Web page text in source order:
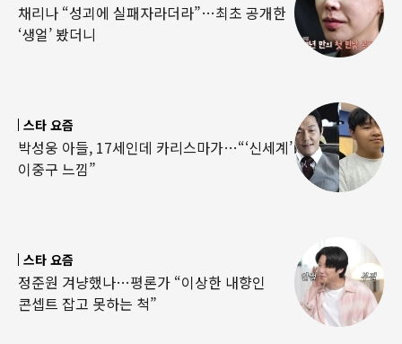
채리나 “성괴에 실패자라더라”…최초 공개한
‘생얼’ 봤더니
스타 요즘
박성웅 아들, 17세인데 카리스마가…“‘신세계’
이중구 느낌”
스타 요즘
정준원 겨냥했나…평론가 “이상한 내향인
콘셉트 잡고 못하는 척”